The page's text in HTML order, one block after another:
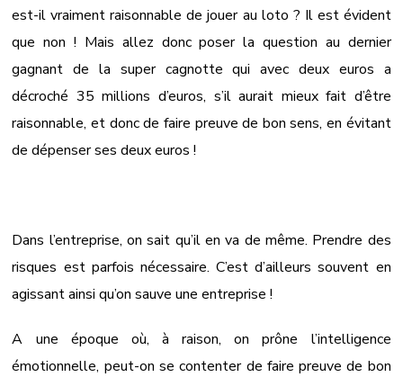
est-il vraiment raisonnable de jouer au loto ? Il est évident
que non ! Mais allez donc poser la question au dernier
gagnant de la super cagnotte qui avec deux euros a
décroché 35 millions d’euros, s’il aurait mieux fait d’être
raisonnable, et donc de faire preuve de bon sens, en évitant
de dépenser ses deux euros !
Dans l’entreprise, on sait qu’il en va de même. Prendre des
risques est parfois nécessaire. C’est d’ailleurs souvent en
agissant ainsi qu’on sauve une entreprise !
A une époque où, à raison, on prône l’intelligence
émotionnelle, peut-on se contenter de faire preuve de bon